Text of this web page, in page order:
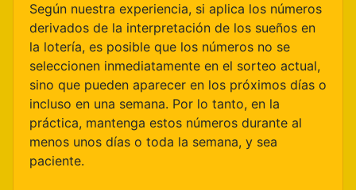
Según nuestra experiencia, si aplica los números
derivados de la interpretación de los sueños en
la lotería, es posible que los números no se
seleccionen inmediatamente en el sorteo actual,
sino que pueden aparecer en los próximos días o
incluso en una semana. Por lo tanto, en la
práctica, mantenga estos números durante al
menos unos días o toda la semana, y sea
paciente.